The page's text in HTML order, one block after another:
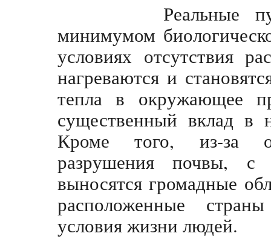
Реальные
минимумом
условиях отсутствия
нагреваются и
тепла в окружающее
существенный вклад в
Кроме того, из-за
разрушения почвы,
выносятся громадные
расположенные
условия жизни людей.